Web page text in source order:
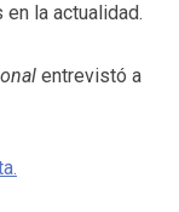
la actualidad.
entrevistó a